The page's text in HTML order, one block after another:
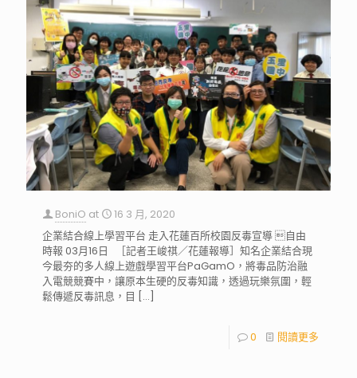
BoniO at
16 3 月, 2020
企業結合線上學習平台 走入花蓮百所校園反毒宣導 自由
時報 03月16日 ［記者王峻祺／花蓮報導］知名企業結合現
今最夯的多人線上遊戲學習平台PaGamO，將毒品防治融
入電競競賽中，讓原本生硬的反毒知識，透過玩樂氛圍，輕
鬆傳遞反毒訊息，目 […]
0 閱讀更多